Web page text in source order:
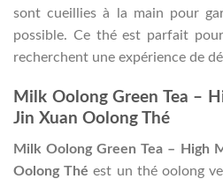
sont cueillies à la main pour
possible. Ce thé est parfait
recherchent une expérience de
Milk Oolong Green Tea –
Jin Xuan Oolong Thé
Milk Oolong Green Tea – High
Oolong Thé est un thé oolong